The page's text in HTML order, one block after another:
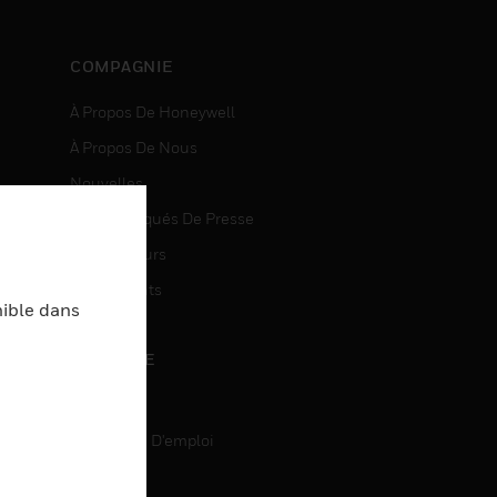
COMPAGNIE
À Propos De Honeywell
À Propos De Nous
Nouvelles
Communiqués De Presse
Investisseurs
Événements
CARRIÈRE
Recherche D'emploi
dans